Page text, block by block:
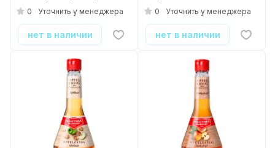
0 Уточнить у менеджера
нет в наличии
0 Уточнить у менеджера
нет в наличии